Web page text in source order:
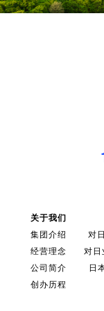
关于我们
集团介绍
经营理念
公司简介
创办历程
对
对
日